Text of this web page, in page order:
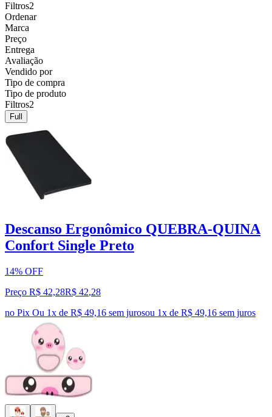
Filtros2
Ordenar
Marca
Preço
Entrega
Avaliação
Vendido por
Tipo de compra
Tipo de produto
Filtros2
Full
Descanso Ergonômico QUEBRA-QUINA
Confort Single Preto
14% OFF
Preço R$ 42,28R$ 42,28
no Pix Ou 1x de R$ 49,16 sem jurosou 1x de R$ 49,16 sem juros